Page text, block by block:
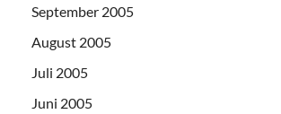
September 2005
August 2005
Juli 2005
Juni 2005